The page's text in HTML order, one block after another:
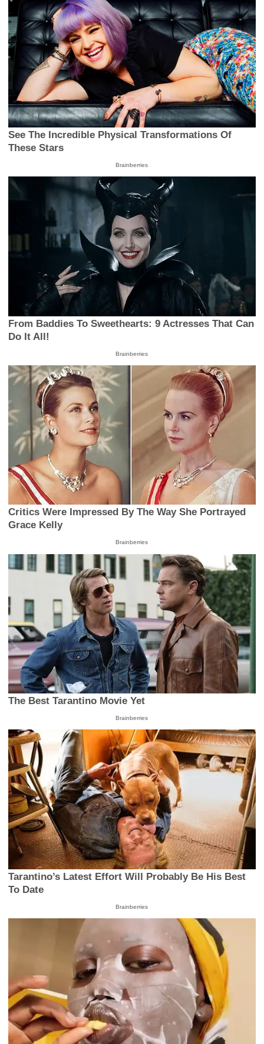
See The Incredible Physical Transformations Of
These Stars
Brainberries
From Baddies To Sweethearts: 9 Actresses That Can
Do It All!
Brainberries
Critics Were Impressed By The Way She Portrayed
Grace Kelly
Brainberries
The Best Tarantino Movie Yet
Brainberries
Tarantino’s Latest Effort Will Probably Be His Best
To Date
Brainberries